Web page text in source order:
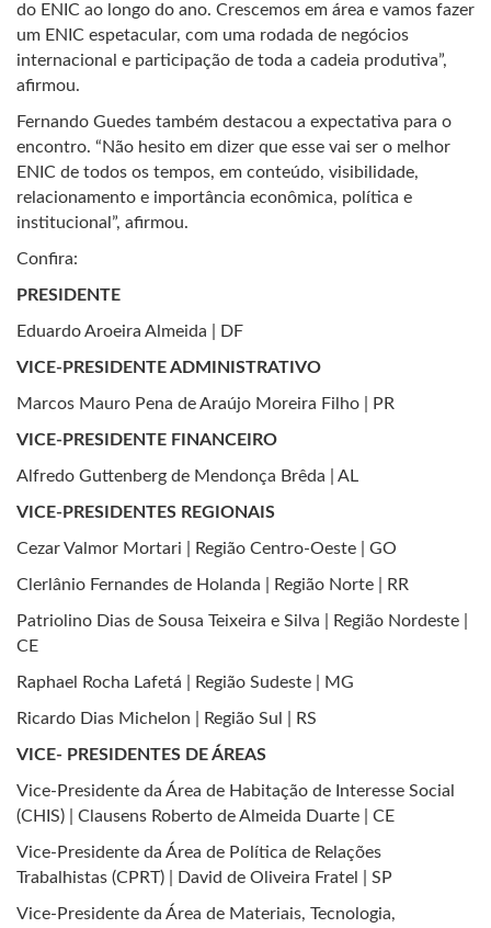
do ENIC ao longo do ano. Crescemos em área e vamos fazer
um ENIC espetacular, com uma rodada de negócios
internacional e participação de toda a cadeia produtiva”,
afirmou.
Fernando Guedes também destacou a expectativa para o
encontro. “Não hesito em dizer que esse vai ser o melhor
ENIC de todos os tempos, em conteúdo, visibilidade,
relacionamento e importância econômica, política e
institucional”, afirmou.
Confira:
PRESIDENTE
Eduardo Aroeira Almeida | DF
VICE-PRESIDENTE ADMINISTRATIVO
Marcos Mauro Pena de Araújo Moreira Filho | PR
VICE-PRESIDENTE FINANCEIRO
Alfredo Guttenberg de Mendonça Brêda | AL
VICE-PRESIDENTES REGIONAIS
Cezar Valmor Mortari | Região Centro-Oeste | GO
Clerlânio Fernandes de Holanda | Região Norte | RR
Patriolino Dias de Sousa Teixeira e Silva | Região Nordeste |
CE
Raphael Rocha Lafetá | Região Sudeste | MG
Ricardo Dias Michelon | Região Sul | RS
VICE- PRESIDENTES DE ÁREAS
Vice-Presidente da Área de Habitação de Interesse Social
(CHIS) | Clausens Roberto de Almeida Duarte | CE
Vice-Presidente da Área de Política de Relações
Trabalhistas (CPRT) | David de Oliveira Fratel | SP
Vice-Presidente da Área de Materiais, Tecnologia,